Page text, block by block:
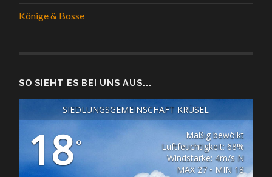
Könige & Bosse
SO SIEHT ES BEI UNS AUS...
SIEDLUNGSGEMEINSCHAFT KRÜSEL
18°
Mäßig bewölkt
Luftfeuchtigkeit: 68%
Windstärke: 4m/s N
MAX 27 • MIN 18